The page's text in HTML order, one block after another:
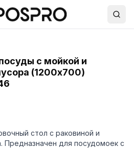
с мойкой и
(1200x700)
стол с раковиной и
Предназначен для посудомоек с